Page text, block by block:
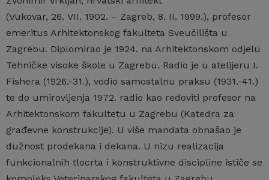
(Vukovar, 26. VII. 1902. – Zagreb, 8. II. 1999.), profesor
emeritus Arhitektonskog fakulteta Sveučilišta u
Zagrebu. Diplomirao je 1924. na Arhitektonskom odjelu
Tehničke visoke škole u Zagrebu. Radio je u atelijeru I.
Fishera (1926.-31.), vodio samostalnu praksu (1931.-41.)
te do umirovljenja 1972. radio kao redoviti profesor na
Arhitektonskom fakultetu u Zagrebu (Katedra za
građevne konstrukcije). U više mandata obnašao je
dužnost prodekana i dekana. U nizu realizacija
funkcionalnih tlocrta i konstruktivne discipline ističe se